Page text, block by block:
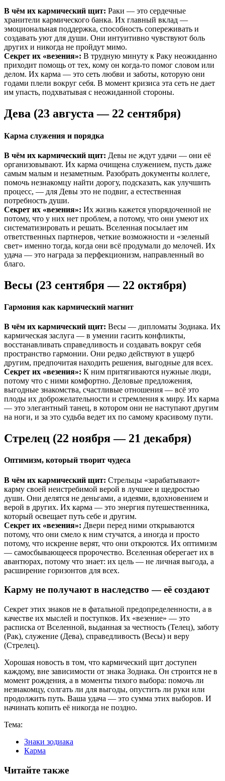
В чём их кармический щит: Раки — это сердечные
хранители кармического банка. Их главный вклад —
эмоциональная поддержка, способность сопереживать и
создавать уют для души. Они интуитивно чувствуют боль
других и никогда не пройдут мимо.
Секрет их «везения»: В трудную минуту к Раку неожиданно
приходит помощь от тех, кому он когда-то помог словом или
делом. Их карма — это сеть любви и заботы, которую они
годами плели вокруг себя. В момент кризиса эта сеть не дает
им упасть, подхватывая с неожиданной стороны.
Дева (23 августа — 22 сентября)
Карма служения и порядка
В чём их кармический щит: Девы не ждут удачи — они её
организовывают. Их карма очищена служением, пусть даже
самым малым и незаметным. Разобрать документы коллеге,
помочь незнакомцу найти дорогу, подсказать, как улучшить
процесс, — для Девы это не подвиг, а естественная
потребность души.
Секрет их «везения»: Их жизнь кажется упорядоченной не
потому, что у них нет проблем, а потому, что они умеют их
систематизировать и решать. Вселенная посылает им
ответственных партнеров, четкие возможности и «зеленый
свет» именно тогда, когда они всё продумали до мелочей. Их
удача — это награда за перфекционизм, направленный во
благо.
Весы (23 сентября — 22 октября)
Гармония как кармический магнит
В чём их кармический щит: Весы — дипломаты Зодиака. Их
кармическая заслуга — в умении гасить конфликты,
восстанавливать справедливость и создавать вокруг себя
пространство гармонии. Они редко действуют в ущерб
другим, предпочитая находить решения, выгодные для всех.
Секрет их «везения»: К ним притягиваются нужные люди,
потому что с ними комфортно. Деловые предложения,
выгодные знакомства, счастливые отношения — всё это
плоды их доброжелательности и стремления к миру. Их карма
— это элегантный танец, в котором они не наступают другим
на ноги, и за это судьба ведет их по самому красивому пути.
Стрелец (22 ноября — 21 декабря)
Оптимизм, который творит чудеса
В чём их кармический щит: Стрельцы «зарабатывают»
карму своей неистребимой верой в лучшее и щедростью
души. Они делятся не деньгами, а идеями, вдохновением и
верой в других. Их карма — это энергия путешественника,
который освещает путь себе и другим.
Секрет их «везения»: Двери перед ними открываются
потому, что они смело к ним стучатся, а иногда и просто
потому, что искренне верят, что они откроются. Их оптимизм
— самосбывающееся пророчество. Вселенная оберегает их в
авантюрах, потому что знает: их цель — не личная выгода, а
расширение горизонтов для всех.
Карму не получают в наследство — её создают
Секрет этих знаков не в фатальной предопределенности, а в
качестве их мыслей и поступков. Их «везение» — это
расписка от Вселенной, выданная за честность (Телец), заботу
(Рак), служение (Дева), справедливость (Весы) и веру
(Стрелец).
Хорошая новость в том, что кармический щит доступен
каждому, вне зависимости от знака Зодиака. Он строится не в
момент рождения, а в моменты тихого выбора: помочь ли
незнакомцу, солгать ли для выгоды, опустить ли руки или
продолжить путь. Ваша удача — это сумма этих выборов. И
начинать копить её никогда не поздно.
Тема:
Знаки зодиака
Карма
Читайте также